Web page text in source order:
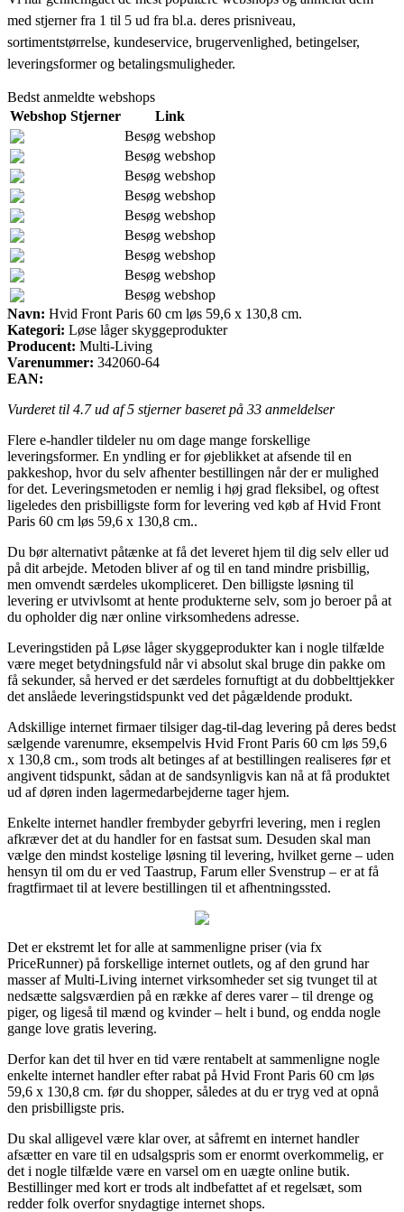
med stjerner fra 1 til 5 ud fra bl.a. deres prisniveau,
sortimentstørrelse, kundeservice, brugervenlighed, betingelser,
leveringsformer og betalingsmuligheder.
Bedst anmeldte webshops
Webshop Stjerner
Link
Besøg webshop
Besøg webshop
Besøg webshop
Besøg webshop
Besøg webshop
Besøg webshop
Besøg webshop
Besøg webshop
Besøg webshop
Navn: Hvid Front Paris 60 cm løs 59,6 x 130,8 cm.
Kategori: Løse låger skyggeprodukter
Producent: Multi-Living
Varenummer: 342060-64
EAN:
Vurderet til 4.7ud af 5 stjerner baseret på 33 anmeldelser
Flere e-handler tildeler nu om dage mange forskellige
leveringsformer. En yndling er for øjeblikket at afsende til en
pakkeshop, hvor du selv afhenter bestillingen når der er mulighed
for det. Leveringsmetoden er nemlig i høj grad fleksibel, og oftest
ligeledes den prisbilligste form for levering ved køb af Hvid Front
Paris 60 cm løs 59,6 x 130,8 cm..
Du bør alternativt påtænke at få det leveret hjem til dig selv eller ud
på dit arbejde. Metoden bliver af og til en tand mindre prisbillig,
men omvendt særdeles ukompliceret. Den billigste løsning til
levering er utvivlsomt at hente produkterne selv, som jo beroer på at
du opholder dig nær online virksomhedens adresse.
Leveringstiden på Løse låger skyggeprodukter kan i nogle tilfælde
være meget betydningsfuld når vi absolut skal bruge din pakke om
få sekunder, så herved er det særdeles fornuftigt at du dobbelttjekker
det anslåede leveringstidspunkt ved det pågældende produkt.
Adskillige internet firmaer tilsiger dag-til-dag levering på deres bedst
sælgende varenumre, eksempelvis Hvid Front Paris 60 cm løs 59,6
x 130,8 cm., som trods alt betinges af at bestillingen realiseres før et
angivent tidspunkt, sådan at de sandsynligvis kan nå at få produktet
ud af døren inden lagermedarbejderne tager hjem.
Enkelte internet handler frembyder gebyrfri levering, men i reglen
afkræver det at du handler for en fastsat sum. Desuden skal man
vælge den mindst kostelige løsning til levering, hvilket gerne – uden
hensyn til om du er ved Taastrup, Farum eller Svenstrup – er at få
fragtfirmaet til at levere bestillingen til et afhentningssted.
Det er ekstremt let for alle at sammenligne priser (via fx
PriceRunner) på forskellige internet outlets, og af den grund har
masser af Multi-Living internet virksomheder set sig tvunget til at
nedsætte salgsværdien på en række af deres varer – til drenge og
piger, og ligeså til mænd og kvinder – helt i bund, og endda nogle
gange love gratis levering.
Derfor kan det til hver en tid være rentabelt at sammenligne nogle
enkelte internet handler efter rabat på Hvid Front Paris 60 cm løs
59,6 x 130,8 cm. før du shopper, således at du er tryg ved at opnå
den prisbilligste pris.
Du skal alligevel være klar over, at såfremt en internet handler
afsætter en vare til en udsalgspris som er enormt overkommelig, er
det i nogle tilfælde være en varsel om en uægte online butik.
Bestillinger med kort er trods alt indbefattet af et regelsæt, som
redder folk overfor snydagtige internet shops.